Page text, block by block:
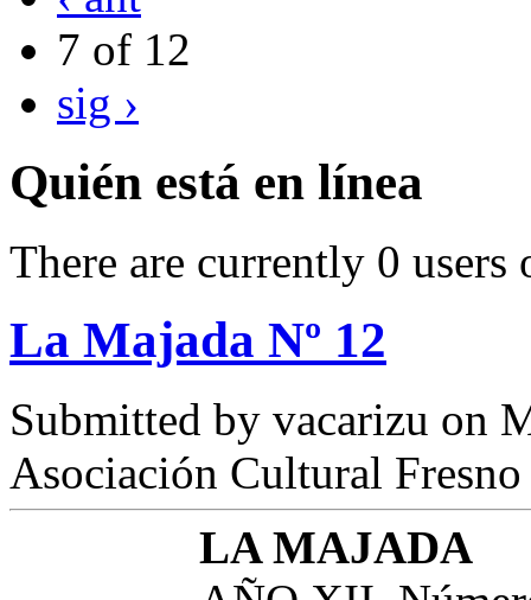
7 of 12
sig ›
Quién está en línea
There are currently 0 users
La Majada Nº 12
Submitted by vacarizu on
Asociación Cultural
LA MAJADA